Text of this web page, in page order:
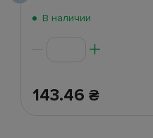
В наличии
143.46 ₴